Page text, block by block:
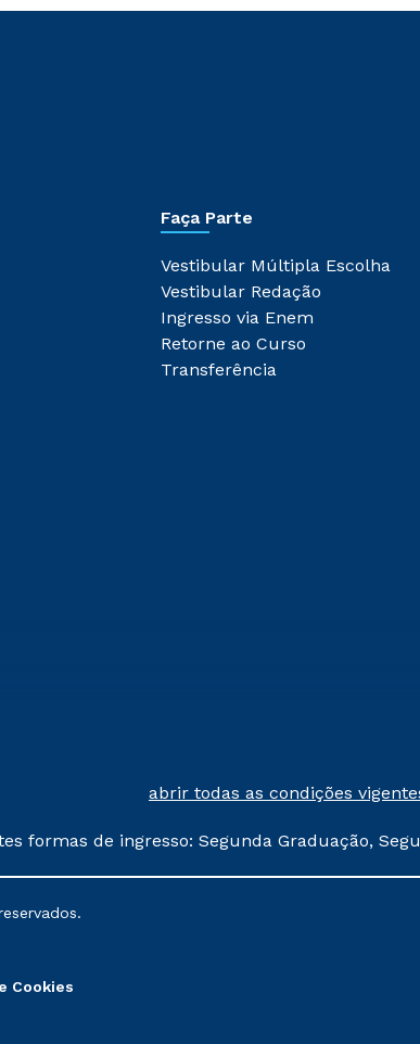
Faça Parte
Vestibular Múltipla Escolha
Vestibular Redação
Ingresso via Enem
Retorne ao Curso
Transferência
abrir todas as condições
formas de ingresso: Segunda Graduação,
sofrer alterações nos períodos de rematrícula
Cookies